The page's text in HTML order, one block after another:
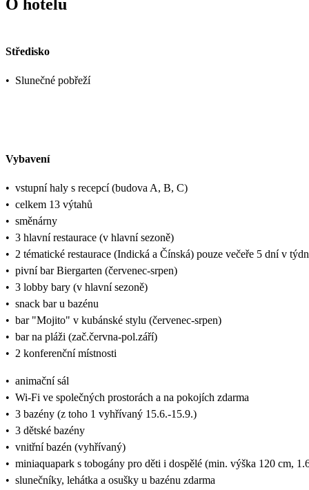
O hotelu
Středisko
• Slunečné pobřeží
Vybavení
• vstupní haly s recepcí (budova A, B, C)
• celkem 13 výtahů
• směnárny
• 3 hlavní restaurace (v hlavní sezoně)
• 2 tématické restaurace (Indická a Čínská) pouze večeře 5 dní v
• pivní bar Biergarten (červenec-srpen)
• 3 lobby bary (v hlavní sezoně)
• snack bar u bazénu
• bar "Mojito" v kubánské stylu (červenec-srpen)
• bar na pláži (zač.června-pol.září)
• 2 konferenční místnosti
• animační sál
• Wi-Fi ve společných prostorách a na pokojích zdarma
• 3 bazény (z toho 1 vyhřívaný 15.6.-15.9.)
• 3 dětské bazény
• vnitřní bazén (vyhřívaný)
• miniaquapark s tobogány pro děti i dospělé (min. výška 120 cm,
• slunečníky, lehátka a osušky u bazénu zdarma